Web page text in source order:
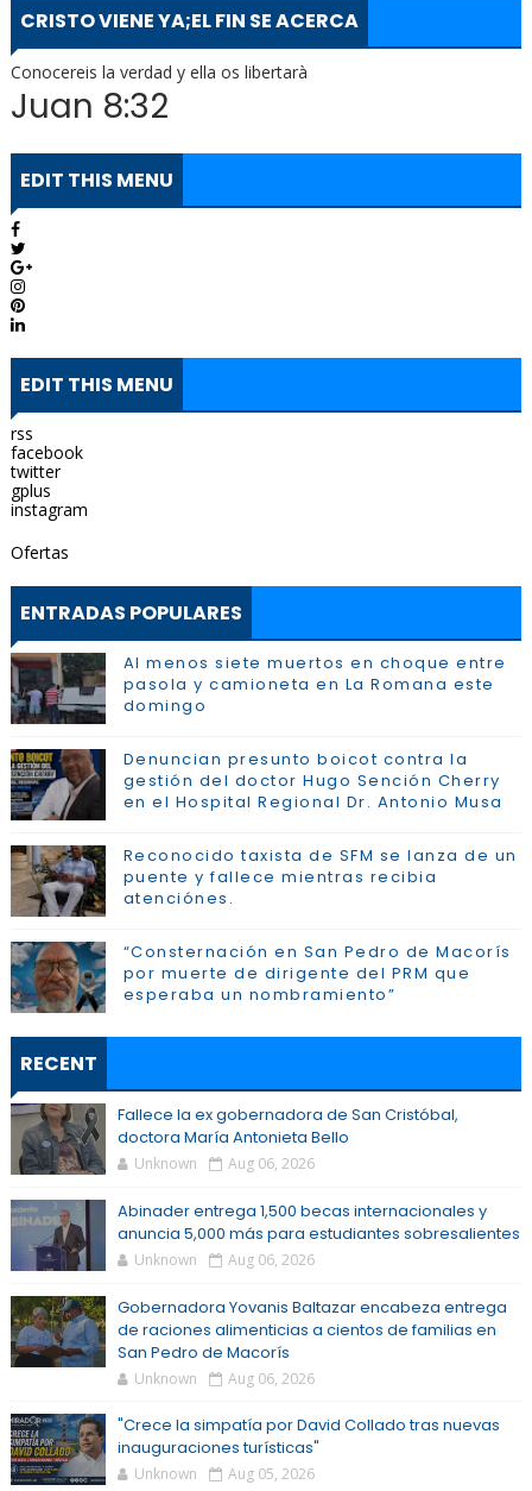
CRISTO VIENE YA;EL FIN SE ACERCA
Conocereis la verdad y ella os libertarà
Juan 8:32
EDIT THIS MENU
EDIT THIS MENU
rss
facebook
twitter
gplus
instagram
Ofertas
ENTRADAS POPULARES
Al menos siete muertos en choque entre
pasola y camioneta en La Romana este
domingo
Denuncian presunto boicot contra la
gestión del doctor Hugo Sención Cherry
en el Hospital Regional Dr. Antonio Musa
Reconocido taxista de SFM se lanza de un
puente y fallece mientras recibia
atenciónes.
“Consternación en San Pedro de Macorís
por muerte de dirigente del PRM que
esperaba un nombramiento”
RECENT
Fallece la ex gobernadora de San Cristóbal,
doctora María Antonieta Bello
Unknown Aug 06, 2026
Abinader entrega 1,500 becas internacionales y
anuncia 5,000 más para estudiantes sobresalientes
Unknown Aug 06, 2026
Gobernadora Yovanis Baltazar encabeza entrega
de raciones alimenticias a cientos de familias en
San Pedro de Macorís
Unknown Aug 06, 2026
"Crece la simpatía por David Collado tras nuevas
inauguraciones turísticas"
Unknown Aug 05, 2026